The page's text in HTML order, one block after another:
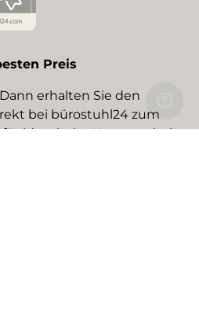
Preis
erhalten Sie den
bei bürostuhl24 zum
identische Neuware bei